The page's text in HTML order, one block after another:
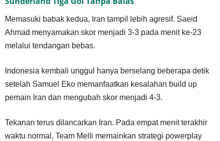
Memasuki babak kedua, Iran tampil lebih agresif. Saeid
Ahmad menyamakan skor menjadi 3-3 pada menit ke-23
melalui tendangan bebas.
Indonesia kembali unggul hanya berselang beberapa detik
setelah Samuel Eko memanfaatkan kesalahan build up
pemain Iran dan mengubah skor menjadi 4-3.
Tekanan terus dilancarkan Iran. Pada empat menit terakhir
waktu normal, Team Melli memainkan strategi powerplay